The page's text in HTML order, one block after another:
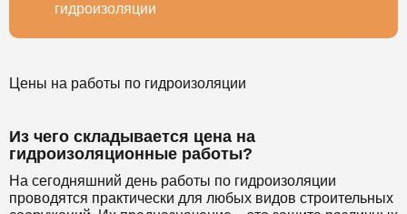
гидроизоляции
Цены на работы по гидроизоляции
Из чего складывается цена на
гидроизоляционные работы?
На сегодняшний день работы по гидроизоляции
проводятся практически для любых видов строительных